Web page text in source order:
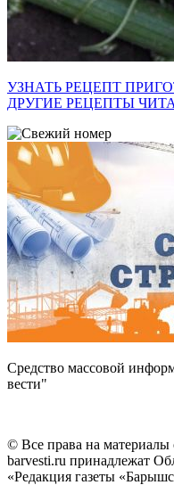
УЗНАТЬ РЕЦЕПТ
ДРУГИЕ РЕЦЕПТЫ
Средство массовой
вести"
© Все права на материалы
barvesti.ru принадлежат
«Редакция газеты